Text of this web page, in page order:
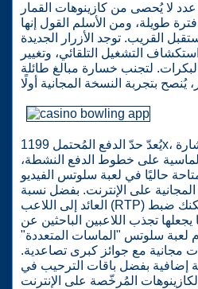
لا يُحصى من كازينوهات القمار
طويلة، ومن الأسلم القول إنها
القريب. توجد الأزرار الجديدة
التشغيل التلقائي، وتغيير
لتجنب خسارة مبالغ طائلة
يُعدّ حدّ الدفع المُحتمل 1199x، من خلال جمع رموز إشارة
الماسية على خطوط الدفع النشطة،
حاليًا في لعبة سلوتس الفيديو
المجانية على الإنترنت. بفضل نسبة
العائد إلى اللاعب (RTP) البالغة 95.06%، يُمكنك ضبط
تجذب اللاعبين الباحثين عن
لعبة سلوتس "الماسات المتعددة"
مجانية مع جوائز كبرى تصاعدية.
إضافية بفضل باقات الترحيب في